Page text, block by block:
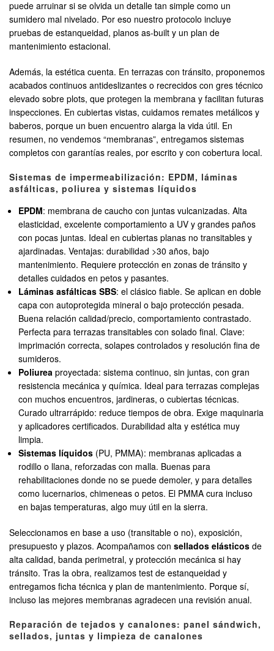
puede arruinar si se olvida un detalle tan simple como un
sumidero mal nivelado. Por eso nuestro protocolo incluye
pruebas de estanqueidad, planos as-built y un plan de
mantenimiento estacional.
Además, la estética cuenta. En terrazas con tránsito, proponemos
acabados continuos antideslizantes o recrecidos con gres técnico
elevado sobre plots, que protegen la membrana y facilitan futuras
inspecciones. En cubiertas vistas, cuidamos remates metálicos y
baberos, porque un buen encuentro alarga la vida útil. En
resumen, no vendemos “membranas”, entregamos sistemas
completos con garantías reales, por escrito y con cobertura local.
Sistemas de impermeabilización: EPDM, láminas
asfálticas, poliurea y sistemas líquidos
EPDM: membrana de caucho con juntas vulcanizadas. Alta
elasticidad, excelente comportamiento a UV y grandes paños
con pocas juntas. Ideal en cubiertas planas no transitables y
ajardinadas. Ventajas: durabilidad >30 años, bajo
mantenimiento. Requiere protección en zonas de tránsito y
detalles cuidados en petos y pasantes.
Láminas asfálticas SBS: el clásico fiable. Se aplican en doble
capa con autoprotegida mineral o bajo protección pesada.
Buena relación calidad/precio, comportamiento contrastado.
Perfecta para terrazas transitables con solado final. Clave:
imprimación correcta, solapes controlados y resolución fina de
sumideros.
Poliurea proyectada: sistema continuo, sin juntas, con gran
resistencia mecánica y química. Ideal para terrazas complejas
con muchos encuentros, jardineras, o cubiertas técnicas.
Curado ultrarrápido: reduce tiempos de obra. Exige maquinaria
y aplicadores certificados. Durabilidad alta y estética muy
limpia.
Sistemas líquidos (PU, PMMA): membranas aplicadas a
rodillo o llana, reforzadas con malla. Buenas para
rehabilitaciones donde no se puede demoler, y para detalles
como lucernarios, chimeneas o petos. El PMMA cura incluso
en bajas temperaturas, algo muy útil en la sierra.
Seleccionamos en base a uso (transitable o no), exposición,
presupuesto y plazos. Acompañamos con sellados elásticos de
alta calidad, banda perimetral, y protección mecánica si hay
tránsito. Tras la obra, realizamos test de estanqueidad y
entregamos ficha técnica y plan de mantenimiento. Porque sí,
incluso las mejores membranas agradecen una revisión anual.
Reparación de tejados y canalones: panel sándwich,
sellados, juntas y limpieza de canalones